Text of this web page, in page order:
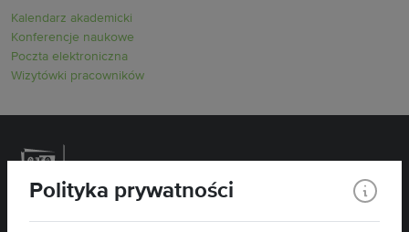
Kalendarz akademicki
Konferencje naukowe
Poczta elektroniczna
Wizytówki pracowników
Polityka prywatności